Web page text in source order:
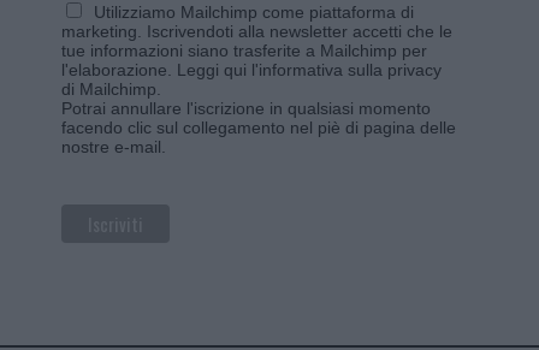
Utilizziamo Mailchimp come piattaforma di
marketing. Iscrivendoti alla newsletter accetti che le
tue informazioni siano trasferite a Mailchimp per
l'elaborazione. Leggi qui l'informativa sulla privacy
di Mailchimp
Potrai annullare l'iscrizione in qualsiasi momento
facendo clic sul collegamento nel piè di pagina delle
nostre e-mail.